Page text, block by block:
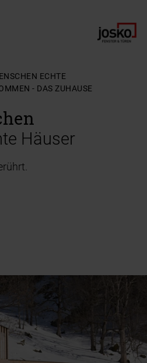
ECHTE
- DAS ZUHAUSE
Häuser